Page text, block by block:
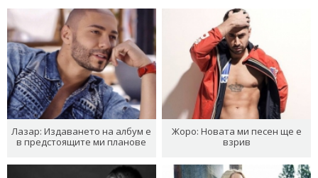
Лазар: Издаването на албум е
в предстоящите ми планове
Жоро: Новата ми песен ще е
взрив